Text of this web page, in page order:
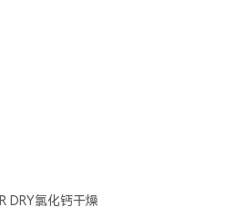
DRY氯化钙干燥